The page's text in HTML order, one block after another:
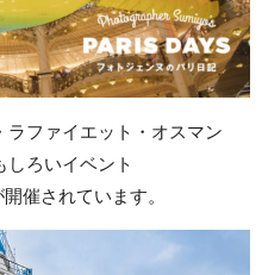
ファイエット・オスマン
しろいイベント
催されています。